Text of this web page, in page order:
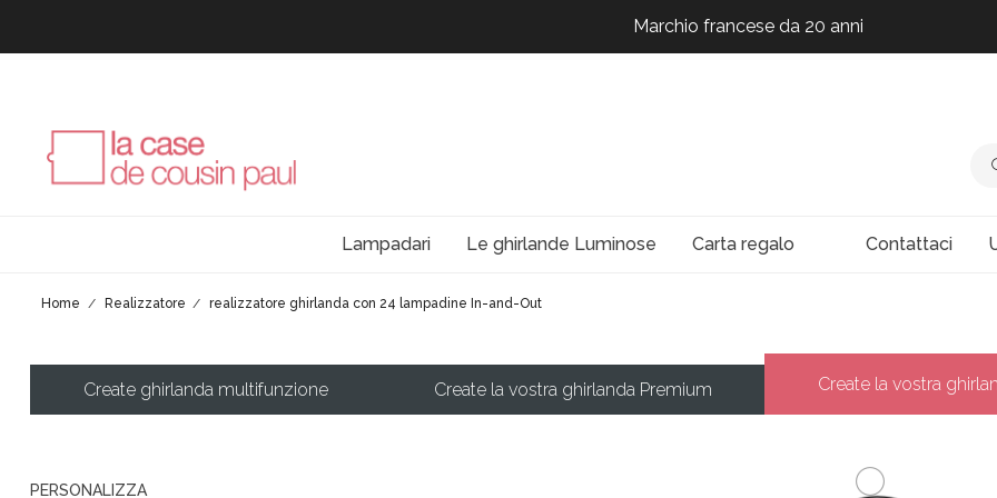
Marchio francese da 20 anni
Marchio francese da 20 anni
Lampadari Le ghirlande Luminose Carta regalo Contattaci
Home Realizzatore realizzatore ghirlanda con 24 lampadine In-and-Out
Create ghirlanda multifunzione Create la vostra ghirlanda Premium Create la vostra
PERSONALIZZA